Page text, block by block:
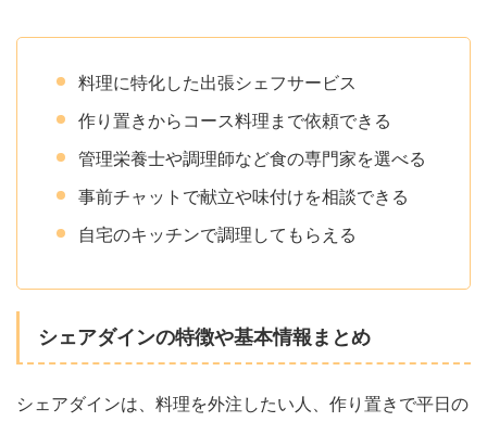
料理に特化した出張シェフサービス
作り置きからコース料理まで依頼できる
管理栄養士や調理師など食の専門家を選べる
事前チャットで献立や味付けを相談できる
自宅のキッチンで調理してもらえる
シェアダインの特徴や基本情報まとめ
シェアダインは、料理を外注したい人、作り置きで平日の